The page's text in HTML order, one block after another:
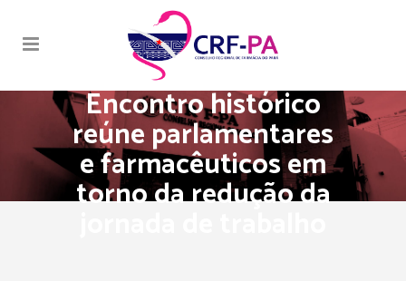
Encontro histórico
reúne parlamentares
e farmacêuticos em
torno da redução da